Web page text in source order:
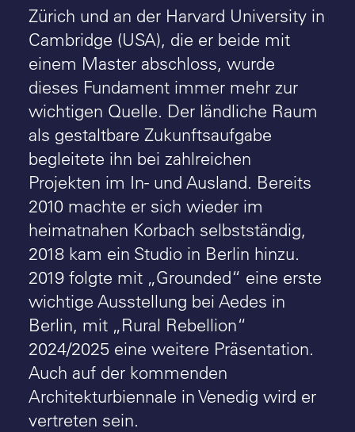
Zürich und an der Harvard University in
Cambridge (USA), die er beide mit
einem Master abschloss, wurde
dieses Fundament immer mehr zur
wichtigen Quelle. Der ländliche Raum
als gestaltbare Zukunftsaufgabe
begleitete ihn bei zahlreichen
Projekten im In- und Ausland. Bereits
2010 machte er sich wieder im
heimatnahen Korbach selbstständig,
2018 kam ein Studio in Berlin hinzu.
2019 folgte mit „Grounded“ eine erste
wichtige Ausstellung bei Aedes in
Berlin, mit „Rural Rebellion“
2024/2025 eine weitere Präsentation.
Auch auf der kommenden
Architekturbiennale in Venedig wird er
vertreten sein.